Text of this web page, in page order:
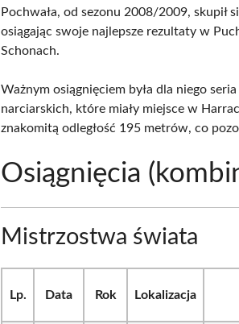
Pochwała, od sezonu 2008/2009, skupił
osiągając swoje najlepsze rezultaty w
Schonach.
Ważnym osiągnięciem była dla niego
narciarskich, które miały miejsce w
znakomitą odległość 195 metrów, co
Osiągnięcia
Mistrzostwa świata
Lp. Data Rok Lokalizacja